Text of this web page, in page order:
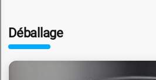
Déballage